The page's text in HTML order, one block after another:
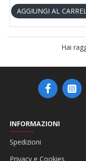
AGGIUNGI AL
Hai
INFORMAZIONI
Spedizioni
Privacy e Cookies